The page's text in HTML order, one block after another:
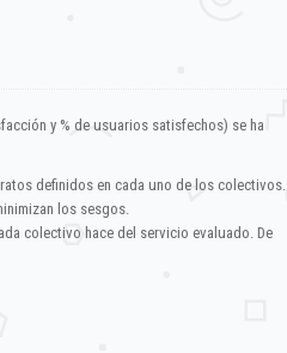
y % de usuarios satisfechos) se ha
definidos en cada uno de los colectivos.
los sesgos.
colectivo hace del servicio evaluado. De